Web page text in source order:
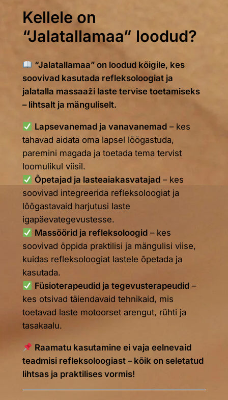
Kellele on
“Jalatallamaa” loodud?
“Jalatallamaa” on loodud kõigile, kes
soovivad kasutada refleksoloogiat ja
jalatalla massaaži laste tervise toetamiseks
– lihtsalt ja mänguliselt.
Lapsevanemad ja vanavanemad– kes
tahavad aidata oma lapsel lõõgastuda,
paremini magada ja toetada tema tervist
loomulikul viisil.
Õpetajad ja lasteaiakasvatajad– kes
soovivad integreerida refleksoloogiat ja
lõõgastavaid harjutusi laste
igapäevategevustesse.
Massöörid ja refleksoloogid– kes
soovivad õppida praktilisi ja mängulisi viise,
kuidas refleksoloogiat lastele õpetada ja
kasutada.
Füsioterapeudid ja tegevusterapeudid–
kes otsivad täiendavaid tehnikaid, mis
toetavad laste motoorset arengut, rühti ja
tasakaalu.
Raamatu kasutamine ei vaja eelnevaid
teadmisi refleksoloogiast – kõik on seletatud
lihtsas ja praktilises vormis!